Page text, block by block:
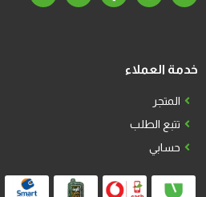
خدمة العملاء
المتجر
تتبع الطلب
حسابي